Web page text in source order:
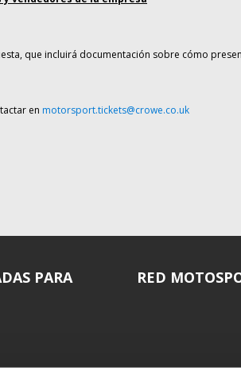
que incluirá documentación sobre cómo
en motorsport.tickets@crowe.co.uk
PARA RED